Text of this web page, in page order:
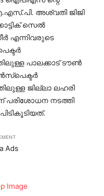
അശ്വതി ജിജി
സെല്‍
എന്നിവരുടെ
പാലക്കാട് ടൗണ്‍
ജില്ലാ ലഹരി
പരിശോധന നടത്തി